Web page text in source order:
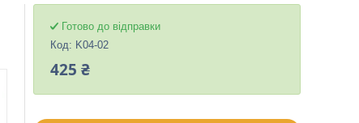
Готово до відправки
Код: K04-02
425 ₴